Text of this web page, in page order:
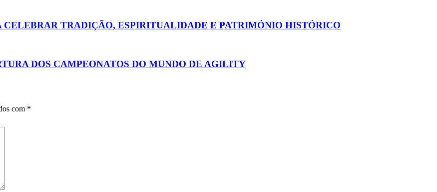
CELEBRAR TRADIÇÃO, ESPIRITUALIDADE E PATRIMÓNIO HISTÓRICO
DOS CAMPEONATOS DO MUNDO DE AGILITY
com *